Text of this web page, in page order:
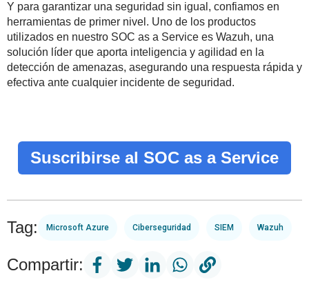
Y para garantizar una seguridad sin igual, confiamos en
herramientas de primer nivel. Uno de los productos
utilizados en nuestro SOC as a Service es Wazuh, una
solución líder que aporta inteligencia y agilidad en la
detección de amenazas, asegurando una respuesta rápida y
efectiva ante cualquier incidente de seguridad.
Suscribirse al SOC as a Service
Tag: Microsoft Azure Ciberseguridad SIEM Wazuh
Compartir: